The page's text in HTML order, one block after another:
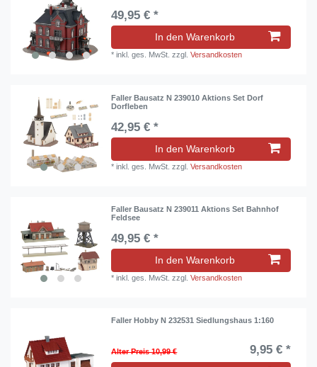
49,95 € *
In den Warenkorb
*inkl. ges. MwSt. zzgl.Versandkosten
Faller Bausatz N 239010 Aktions Set Dorf
Dorfleben
42,95 € *
In den Warenkorb
*inkl. ges. MwSt. zzgl.Versandkosten
Faller Bausatz N 239011 Aktions Set Bahnhof
Feldsee
49,95 € *
In den Warenkorb
*inkl. ges. MwSt. zzgl.Versandkosten
Faller Hobby N 232531 Siedlungshaus 1:160
Alter Preis 10,99 € 9,95 € *